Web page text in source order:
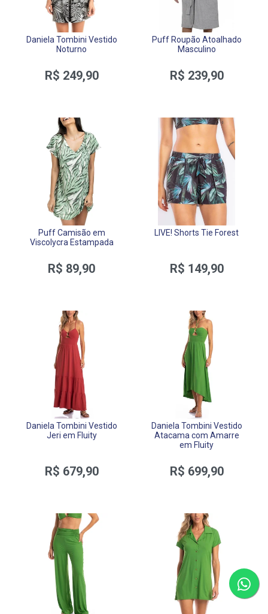
Daniela Tombini Vestido
Noturno
R$ 249,90
Puff Roupão Atoalhado
Masculino
R$ 239,90
Puff Camisão em
Viscolycra Estampada
R$ 89,90
LIVE! Shorts Tie Forest
R$ 149,90
Daniela Tombini Vestido
Jeri em Fluity
R$ 679,90
Daniela Tombini Vestido
Atacama com Amarre
em Fluity
R$ 699,90